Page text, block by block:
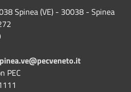
Spinea (VE) - 30038 - Spinea
PEC